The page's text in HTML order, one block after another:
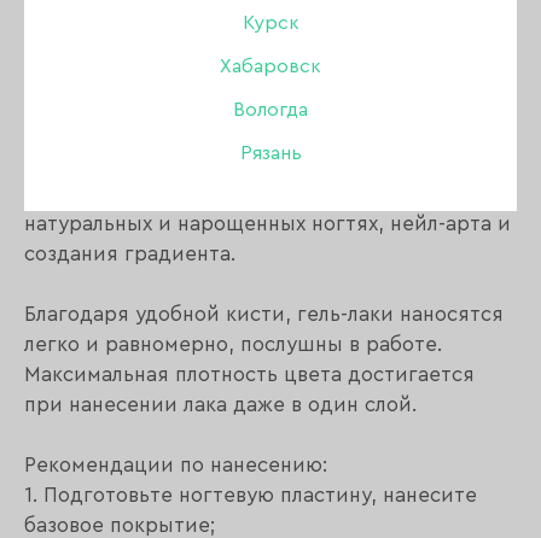
Курск
Хабаровск
Вологда
Рязань
состав, формулу 11FREE.
покрытия и стойкость маникюра.
натуральных и нарощенных ногтях, нейл-арта и
создания градиента.
Благодаря удобной кисти, гель-лаки наносятся
легко и равномерно, послушны в работе.
Максимальная плотность цвета достигается
при нанесении лака даже в один слой.
Рекомендации по нанесению:
1. Подготовьте ногтевую пластину, нанесите
базовое покрытие;